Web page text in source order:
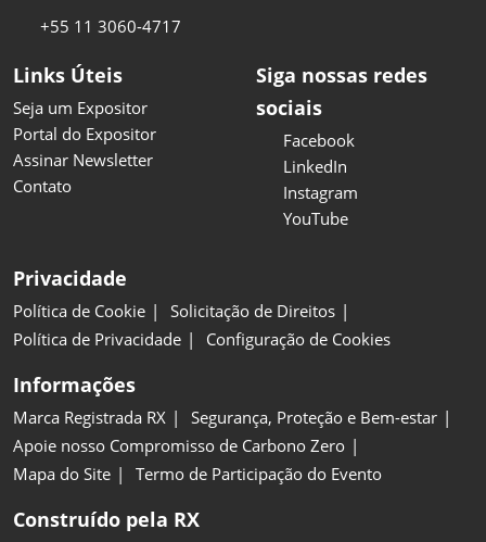
+55 11 3060-4717
Links Úteis
Seja um Expositor
Portal do Expositor
Assinar Newsletter
Contato
Siga nossas redes
sociais
Facebook
LinkedIn
Instagram
YouTube
Privacidade
Política de Cookie
Solicitação de Direitos
Política de Privacidade
Configuração de Cookies
Informações
Marca Registrada RX
Segurança, Proteção e Bem-estar
Apoie nosso Compromisso de Carbono Zero
Mapa do Site
Termo de Participação do Evento
Construído pela RX